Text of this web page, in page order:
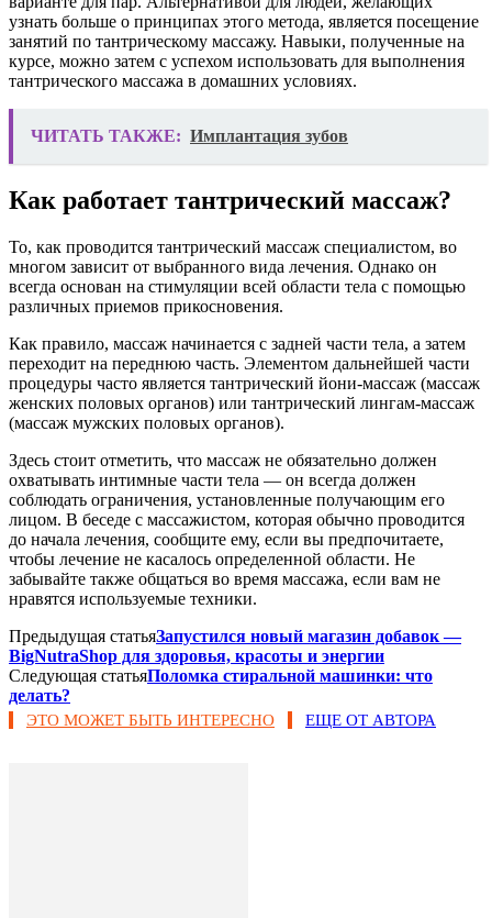
узнать больше о принципах этого метода, является посещение
занятий по тантрическому массажу. Навыки, полученные на
курсе, можно затем с успехом использовать для выполнения
тантрического массажа в домашних условиях.
ЧИТАТЬ ТАКЖЕ: Имплантация зубов
Как работает тантрический массаж?
То, как проводится тантрический массаж специалистом, во
многом зависит от выбранного вида лечения. Однако он
всегда основан на стимуляции всей области тела с помощью
различных приемов прикосновения.
Как правило, массаж начинается с задней части тела, а затем
переходит на переднюю часть. Элементом дальнейшей части
процедуры часто является тантрический йони-массаж (массаж
женских половых органов) или тантрический лингам-массаж
(массаж мужских половых органов).
Здесь стоит отметить, что массаж не обязательно должен
охватывать интимные части тела — он всегда должен
соблюдать ограничения, установленные получающим его
лицом. В беседе с массажистом, которая обычно проводится
до начала лечения, сообщите ему, если вы предпочитаете,
чтобы лечение не касалось определенной области. Не
забывайте также общаться во время массажа, если вам не
нравятся используемые техники.
Предыдущая статьяЗапустился новый магазин добавок —
BigNutraShop для здоровья, красоты и энергии
Следующая статьяПоломка стиральной машинки: что
делать?
ЭТО МОЖЕТ БЫТЬ ИНТЕРЕСНО ЕЩЕ ОТ АВТОРА